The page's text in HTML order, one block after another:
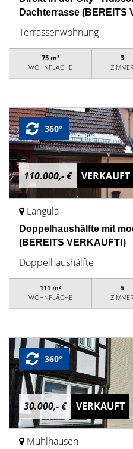
Dachterrasse (BEREITS
Terrassenwohnung
75 m²
WOHNFLÄCHE
3
ZIMMER
110.000,- € VERKAUFT
360°
Langula
Doppelhaushälfte mit
(BEREITS VERKAUFT!)
Doppelhaushälfte
111 m²
WOHNFLÄCHE
5
ZIMMER
30.000,- € VERKAUFT
360°
Mühlhausen